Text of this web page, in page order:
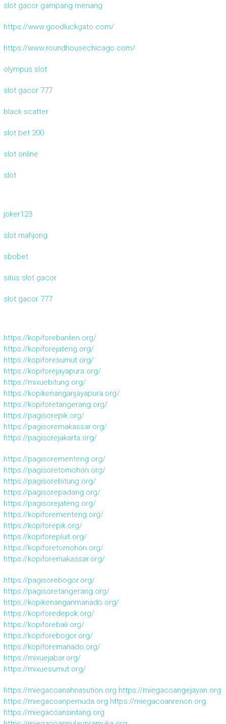
slot gacor gampang menang
https://www.goodluckgato.com/
https://www.roundhousechicago.com/
olympus slot
slot gacor 777
black scatter
slot bet 200
slot online
slot
joker123
slot mahjong
sbobet
situs slot gacor
slot gacor 777
https://kopiforebanten.org/
https://kopiforejateng.org/
https://kopiforesumut.org/
https://kopiforejayapura.org/
https://mixuebitung.org/
https://kopikenanganjayapura.org/
https://kopiforetangerang.org/
https://pagisorepik.org/
https://pagisoremakassar.org/
https://pagisorejakarta.org/
https://pagisorementeng.org/
https://pagisoretomohon.org/
https://pagisorebitung.org/
https://pagisorepadang.org/
https://pagisorejateng.org/
https://kopiforementeng.org/
https://kopiforepik.org/
https://kopiforepluit.org/
https://kopiforetomohon.org/
https://kopiforemakassar.org/
https://pagisorebogor.org/
https://pagisoretangerang.org/
https://kopikenanganmanado.org/
https://kopiforedepok.org/
https://kopiforebali.org/
https://kopiforebogor.org/
https://kopiforemanado.org/
https://mixuejabar.org/
https://mixuesumut.org/
https://miegacoanahnasution.org https://miegacoangejayan.org
https://miegacoanpemuda.org https://miegacoanrenon.org
https://miegacoansintang.org